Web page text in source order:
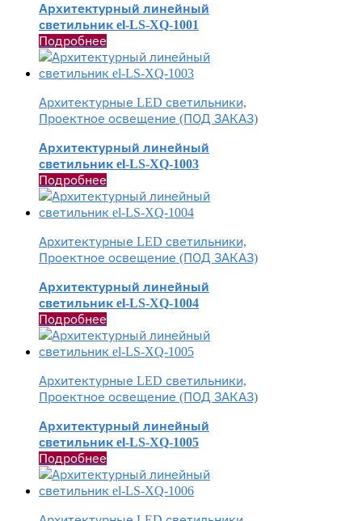
Архитектурный линейный
светильник el-LS-XQ-1001
Подробнее
Архитектурные LED светильники,
Проектное освещение (ПОД ЗАКАЗ)
Архитектурный линейный
светильник el-LS-XQ-1003
Подробнее
Архитектурные LED светильники,
Проектное освещение (ПОД ЗАКАЗ)
Архитектурный линейный
светильник el-LS-XQ-1004
Подробнее
Архитектурные LED светильники,
Проектное освещение (ПОД ЗАКАЗ)
Архитектурный линейный
светильник el-LS-XQ-1005
Подробнее